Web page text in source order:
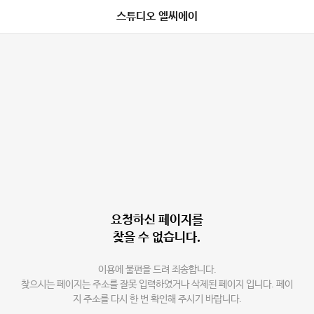
스튜디오 엘씨에이
요청하신 페이지를
찾을 수 없습니다.
이용에 불편을 드려 죄송합니다.
찾으시는 페이지는 주소를 잘못 입력하였거나 삭제된 페이지 입니다. 페이
지 주소를 다시 한 번 확인해 주시기 바랍니다.